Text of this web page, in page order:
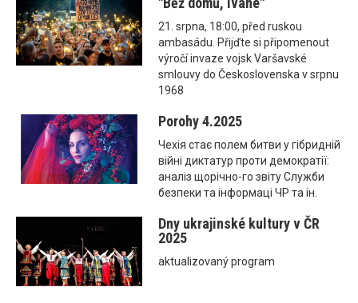
21. srpna, 18:00, před ruskou
ambasádu. Přijďte si připomenout
výročí invaze vojsk Varšavské
smlouvy do Československa v srpnu
1968
Porohy 4.2025
Чехія стає полем битви у гібридній
війні диктатур проти демократії:
аналіз щорічно-го звіту Служби
безпеки та інформаці ЧР та ін.
Dny ukrajinské kultury v ČR
2025
aktualizovaný program